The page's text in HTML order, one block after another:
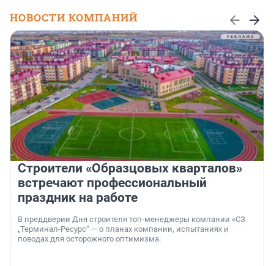
НОВОСТИ КОМПАНИЙ
Строители «Образцовых кварталов»
встречают профессиональный
праздник на работе
В преддверии Дня строителя топ-менеджеры компании «СЗ
„Терминал-Ресурс“ — о планах компании, испытаниях и
поводах для осторожного оптимизма.